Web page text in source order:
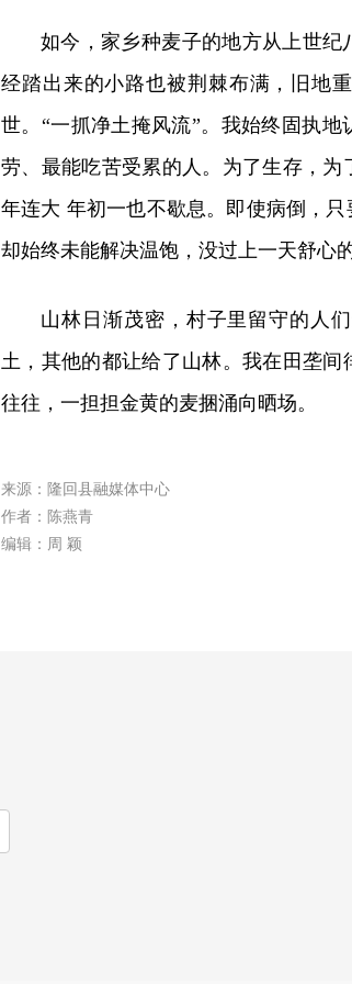
如今，家乡种麦子的地方从上世
经踏出来的小路也被荆棘布满，旧地
世。“一抓净土掩风流”。我始终固执
劳、最能吃苦受累的人。为了生存，
年连大 年初一也不歇息。即使病倒，
却始终未能解决温饱，没过上一天舒心的
山林日渐茂密，村子里留守的人
土，其他的都让给了山林。我在田垄
往往，一担担金黄的麦捆涌向晒场。
来源：隆回县融媒体中心
作者：陈燕青
编辑：周 颖